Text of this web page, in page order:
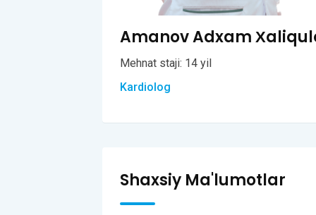
Amanov Adxam
Mehnat staji: 14 yil
Kardiolog
Shaxsiy Ma'lumotlar